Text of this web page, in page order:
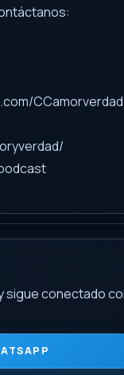
CCamorverdad
sigue conectado